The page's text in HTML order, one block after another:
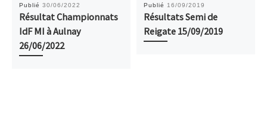
Publié 30/06/2022
Résultat Championnats
IdF MI à Aulnay
26/06/2022
Publié 16/09/2019
Résultats Semi de
Reigate 15/09/2019